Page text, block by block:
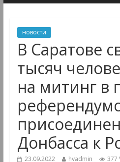
новости
В Саратове
тысяч
на митинг в
Донбасса к
23.09.2022 hvadmin 377